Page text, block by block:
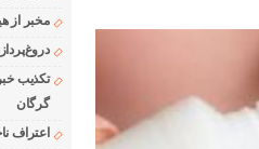
مخبر از
تکذیب
گرگان
اعتراف